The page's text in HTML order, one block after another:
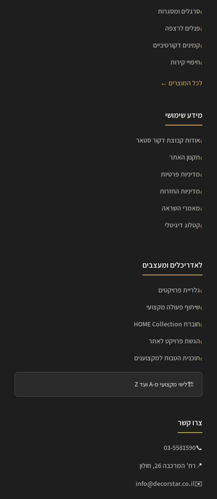
סרגלים ומסגרות
פנלים לרצפה
קמינים דקורטיביים
חיפויי קירות
לכל המוצרים ←
מידע שימושי
אודות קבוצת דקור סטאר
תקנון האתר
מדיניות פרטיות
מדיניות החזרות
מאמרי השראה
קטלוג דיגיטלי
לאדריכלים ומעצבים
גלריית פרויקטים
שיתוף פעולה מקצועי
חוברת HOME Collection
הגשת פרויקט לאתר
תוכנית הטבות למקצוענים
🏗️ליווי מקצועי מ-A ועד Z
צרו קשר
📞
03-5581590
📍רח' המרכבה 26, חולון
✉️
info@decorstar.co.il